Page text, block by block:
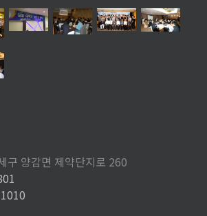
구 양감면 제약단지로 260